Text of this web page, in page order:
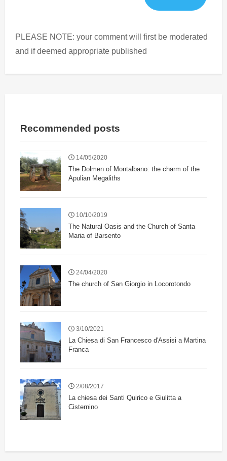
PLEASE NOTE: your comment will first be moderated
and if deemed appropriate published
Recommended posts
14/05/2020
The Dolmen of Montalbano: the charm of the
Apulian Megaliths
10/10/2019
The Natural Oasis and the Church of Santa
Maria of Barsento
24/04/2020
The church of San Giorgio in Locorotondo
3/10/2021
La Chiesa di San Francesco d'Assisi a Martina
Franca
2/08/2017
La chiesa dei Santi Quirico e Giulitta a
Cisternino